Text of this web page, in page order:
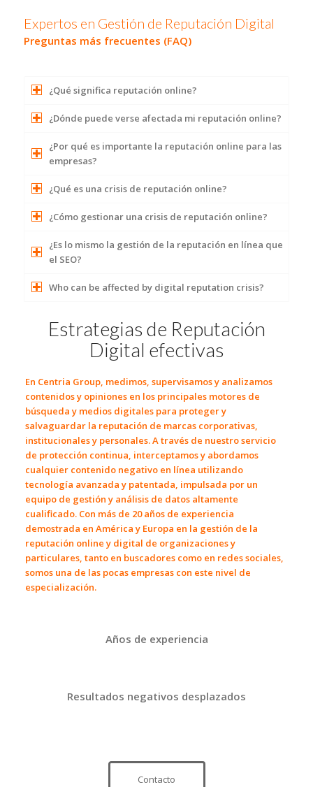
Expertos en Gestión de Reputación Digital
Preguntas más frecuentes (FAQ)
¿Qué significa reputación online?
¿Dónde puede verse afectada mi reputación online?
¿Por qué es importante la reputación online para las
empresas?
¿Qué es una crisis de reputación online?
¿Cómo gestionar una crisis de reputación online?
¿Es lo mismo la gestión de la reputación en línea que
el SEO?
Who can be affected by digital reputation crisis?
Estrategias de Reputación
Digital efectivas
En Centria Group, medimos, supervisamos y analizamos
contenidos y opiniones en los principales motores de
búsqueda y medios digitales para proteger y
salvaguardar la reputación de marcas corporativas,
institucionales y personales. A través de nuestro servicio
de protección continua, interceptamos y abordamos
cualquier contenido negativo en línea utilizando
tecnología avanzada y patentada, impulsada por un
equipo de gestión y análisis de datos altamente
cualificado. Con más de 20 años de experiencia
demostrada en América y Europa en la gestión de la
reputación online y digital de organizaciones y
particulares, tanto en buscadores como en redes sociales,
somos una de las pocas empresas con este nivel de
especialización.
Años de experiencia
Resultados negativos desplazados
Contacto